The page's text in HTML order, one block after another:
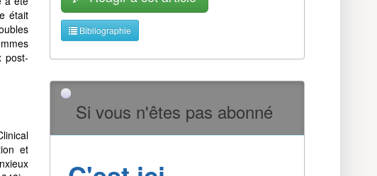
était
post-
et
Bibliographie
Si vous n'êtes pas abonné